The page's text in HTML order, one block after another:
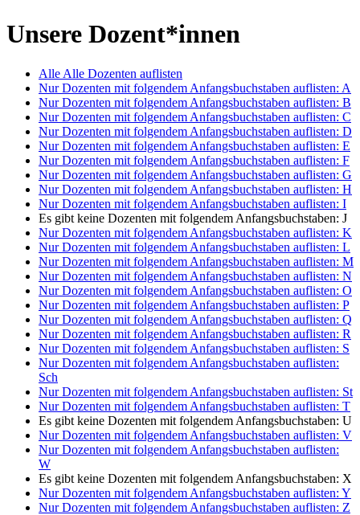
Unsere Dozent*innen
Alle Alle Dozenten auflisten
Nur Dozenten mit folgendem Anfangsbuchstaben auflisten: A
Nur Dozenten mit folgendem Anfangsbuchstaben auflisten: B
Nur Dozenten mit folgendem Anfangsbuchstaben auflisten: C
Nur Dozenten mit folgendem Anfangsbuchstaben auflisten: D
Nur Dozenten mit folgendem Anfangsbuchstaben auflisten: E
Nur Dozenten mit folgendem Anfangsbuchstaben auflisten: F
Nur Dozenten mit folgendem Anfangsbuchstaben auflisten: G
Nur Dozenten mit folgendem Anfangsbuchstaben auflisten: H
Nur Dozenten mit folgendem Anfangsbuchstaben auflisten: I
Es gibt keine Dozenten mit folgendem Anfangsbuchstaben: J
Nur Dozenten mit folgendem Anfangsbuchstaben auflisten: K
Nur Dozenten mit folgendem Anfangsbuchstaben auflisten: L
Nur Dozenten mit folgendem Anfangsbuchstaben auflisten: M
Nur Dozenten mit folgendem Anfangsbuchstaben auflisten: N
Nur Dozenten mit folgendem Anfangsbuchstaben auflisten: O
Nur Dozenten mit folgendem Anfangsbuchstaben auflisten: P
Nur Dozenten mit folgendem Anfangsbuchstaben auflisten: Q
Nur Dozenten mit folgendem Anfangsbuchstaben auflisten: R
Nur Dozenten mit folgendem Anfangsbuchstaben auflisten: S
Nur Dozenten mit folgendem Anfangsbuchstaben auflisten:
Sch
Nur Dozenten mit folgendem Anfangsbuchstaben auflisten: St
Nur Dozenten mit folgendem Anfangsbuchstaben auflisten: T
Es gibt keine Dozenten mit folgendem Anfangsbuchstaben: U
Nur Dozenten mit folgendem Anfangsbuchstaben auflisten: V
Nur Dozenten mit folgendem Anfangsbuchstaben auflisten:
W
Es gibt keine Dozenten mit folgendem Anfangsbuchstaben: X
Nur Dozenten mit folgendem Anfangsbuchstaben auflisten: Y
Nur Dozenten mit folgendem Anfangsbuchstaben auflisten: Z